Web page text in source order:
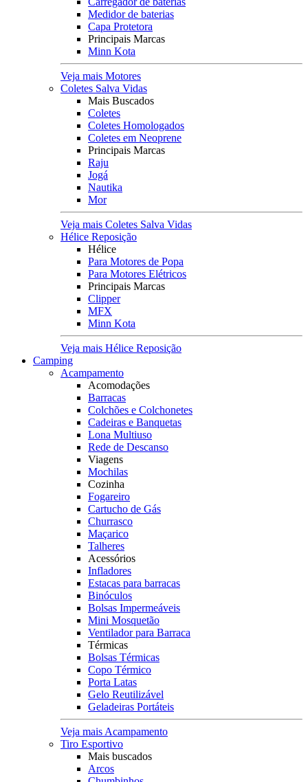
Medidor de baterias
Capa Protetora
Principais Marcas
Minn Kota
Veja mais Motores
Coletes Salva Vidas
Mais Buscados
Coletes
Coletes Homologados
Coletes em Neoprene
Principais Marcas
Raju
Jogá
Nautika
Mor
Veja mais Coletes Salva Vidas
Hélice Reposição
Hélice
Para Motores de Popa
Para Motores Elétricos
Principais Marcas
Clipper
MFX
Minn Kota
Veja mais Hélice Reposição
Camping
Acampamento
Acomodações
Barracas
Colchões e Colchonetes
Cadeiras e Banquetas
Lona Multiuso
Rede de Descanso
Viagens
Mochilas
Cozinha
Fogareiro
Cartucho de Gás
Churrasco
Maçarico
Talheres
Acessórios
Infladores
Estacas para barracas
Binóculos
Bolsas Impermeáveis
Mini Mosquetão
Ventilador para Barraca
Térmicas
Bolsas Térmicas
Copo Térmico
Porta Latas
Gelo Reutilizável
Geladeiras Portáteis
Veja mais Acampamento
Tiro Esportivo
Mais buscados
Arcos